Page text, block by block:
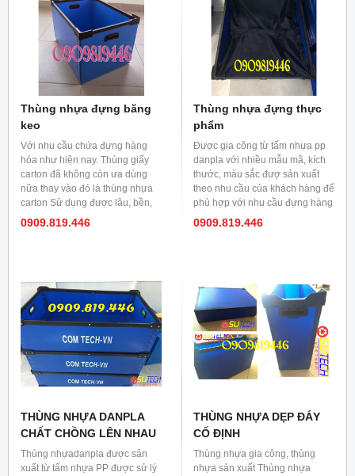
Thùng nhựa đựng băng
keo
Với nhu cầu chứa đựng hàng
hóa như hiện nay. Thùng giấy
carton đã không còn ưa dùng
nữa thay vào đó là thùng nhựa
carton Sử dụng được lâu, bền,
chứa đựng hàng hóa nhiều hơn.
0909.819.446
Thùng nhựa đựng thực
phẩm
Được gia công từ tấm nhựa pp
danpla với nhiều mẫu mã, kích
thước, màu sắc đượ sản xuất
theo nhu cầu của khách hàng để
phù hợp với nhu cầu đựng hàng
hóa của bạn.
0909.819.446
THÙNG NHỰA DANPLA
CHẤT CHỒNG LÊN NHAU
Thùng nhựadanpla được sản
xuất từ tấm nhựa PP được sử lý
THÙNG NHỰA DẸP ĐÁY
CỐ ĐỊNH
Thùng nhựa gia công, thùng
nhựa sản xuất Thùng nhựa